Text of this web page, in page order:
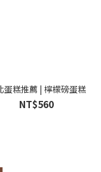
蛋糕推薦 | 檸檬磅蛋糕
NT$560